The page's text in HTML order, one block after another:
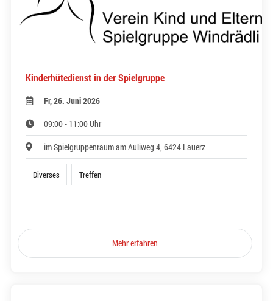
Kinderhütedienst in der Spielgruppe
Fr, 26. Juni 2026
09:00 - 11:00 Uhr
im Spielgruppenraum am Auliweg 4, 6424 Lauerz
Diverses Treffen
Mehr erfahren